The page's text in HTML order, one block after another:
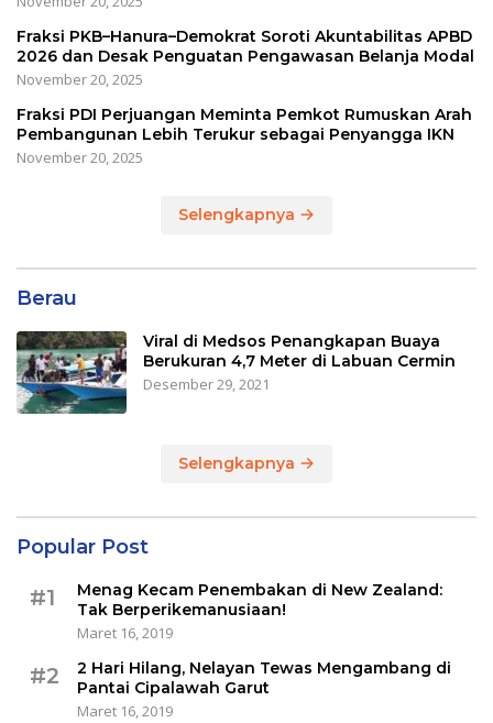
Fraksi PKB–Hanura–Demokrat Soroti Akuntabilitas APBD
2026 dan Desak Penguatan Pengawasan Belanja Modal
November 20, 2025
Fraksi PDI Perjuangan Meminta Pemkot Rumuskan Arah
Pembangunan Lebih Terukur sebagai Penyangga IKN
November 20, 2025
Selengkapnya
Berau
Viral di Medsos Penangkapan Buaya
Berukuran 4,7 Meter di Labuan Cermin
Desember 29, 2021
Selengkapnya
Popular Post
#1
Menag Kecam Penembakan di New Zealand:
Tak Berperikemanusiaan!
Maret 16, 2019
#2
2 Hari Hilang, Nelayan Tewas Mengambang di
Pantai Cipalawah Garut
Maret 16, 2019